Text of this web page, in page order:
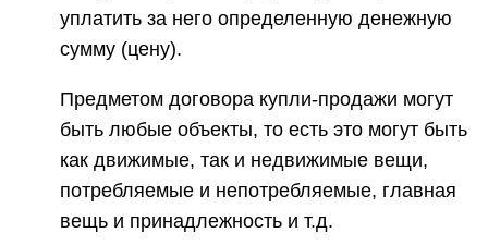
уплатить за него определенную денежную
сумму (цену).
Предметом договора купли-продажи могут
быть любые объекты, то есть это могут быть
как движимые, так и недвижимые вещи,
потребляемые и непотребляемые, главная
вещь и принадлежность и т.д.